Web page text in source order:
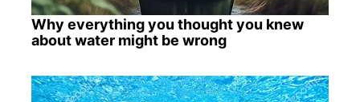
Why everything you thought you knew
about water might be wrong